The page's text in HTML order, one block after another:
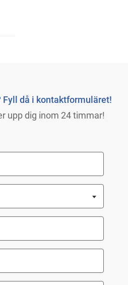
Fyll då i kontaktformuläret!
upp dig inom 24 timmar!